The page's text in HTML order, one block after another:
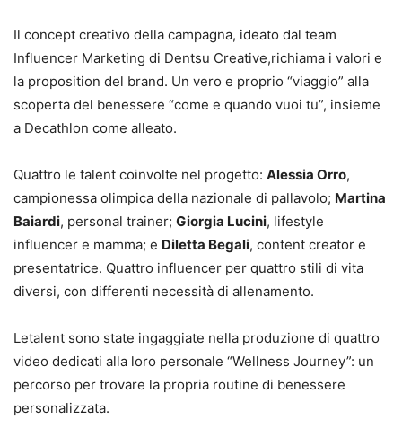
Il concept creativo della campagna, ideato dal team
Influencer Marketing di Dentsu Creative,richiama i valori e
la proposition del brand. Un vero e proprio “viaggio” alla
scoperta del benessere “come e quando vuoi tu”, insieme
a Decathlon come alleato.
Quattro le talent coinvolte nel progetto: Alessia Orro,
campionessa olimpica della nazionale di pallavolo; Martina
Baiardi, personal trainer; Giorgia Lucini, lifestyle
influencer e mamma; e Diletta Begali, content creator e
presentatrice. Quattro influencer per quattro stili di vita
diversi, con differenti necessità di allenamento.
Letalent sono state ingaggiate nella produzione di quattro
video dedicati alla loro personale “Wellness Journey”: un
percorso per trovare la propria routine di benessere
personalizzata.